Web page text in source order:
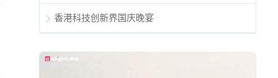
香港科技创新界国庆晚宴